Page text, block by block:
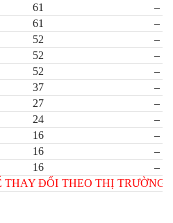
61
–
61
–
52
–
52
–
52
–
37
–
27
–
24
–
16
–
16
–
16
–
THAY ĐỔI THEO THỊ